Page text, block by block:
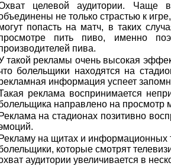
целевой аудитории. Чаще
не только страстью к
попасть на матч, в таких
пить пиво, именно
пива.
такой рекламы очень высокая
болельщики находятся на
информация успеет
реклама воспринимается
направлено на просмотр
на стадионах позитивно
на щитах и информационных
которые смотрят
аудитории увеличивается в